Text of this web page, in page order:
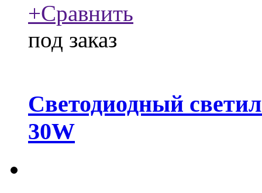
+Сравнить
под заказ
Светодиодный
30W